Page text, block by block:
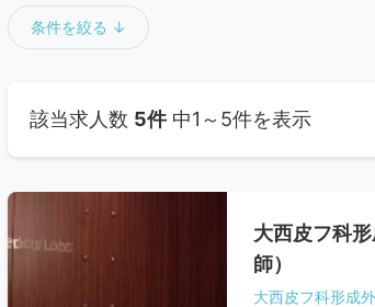
条件を絞る ↓
該当求人数 5件中1～5件を表示
大西皮フ科
師）
大西皮フ科形成